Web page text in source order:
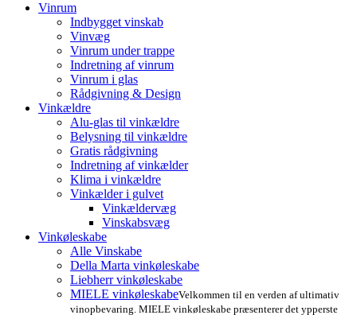
Vinrum
Indbygget vinskab
Vinvæg
Vinrum under trappe
Indretning af vinrum
Vinrum i glas
Rådgivning & Design
Vinkældre
Alu-glas til vinkældre
Belysning til vinkældre
Gratis rådgivning
Indretning af vinkælder
Klima i vinkældre
Vinkælder i gulvet
Vinkældervæg
Vinskabsvæg
Vinkøleskabe
Alle Vinskabe
Della Marta vinkøleskabe
Liebherr vinkøleskabe
MIELE vinkøleskabeVelkommen til en verden af ultimativ
vinopbevaring. MIELE vinkøleskabe præsenterer det ypperste